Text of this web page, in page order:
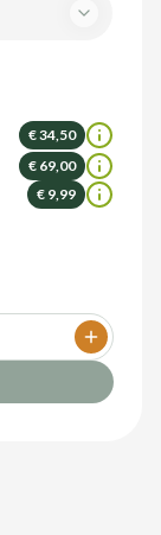
€ 34,50
€ 69,00
€ 9,99